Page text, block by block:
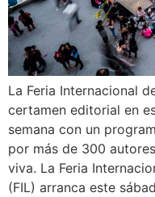
La Feria Internacional
certamen editorial en
semana con un
por más de 300
viva. La Feria
(FIL) arranca este